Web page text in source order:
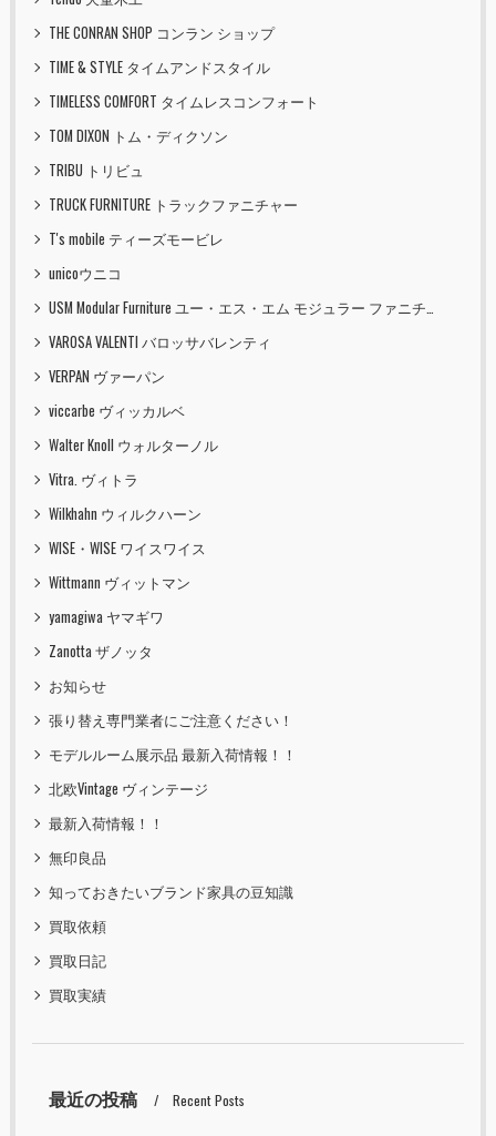
THE CONRAN SHOP コンラン ショップ
TIME & STYLE タイムアンドスタイル
TIMELESS COMFORT タイムレスコンフォート
TOM DIXON トム・ディクソン
TRIBU トリビュ
TRUCK FURNITURE トラックファニチャー
T's mobile ティーズモービレ
unicoウニコ
USM Modular Furniture ユー・エス・エム モジュラー ファニチャー
VAROSA VALENTI バロッサバレンティ
VERPAN ヴァーパン
viccarbe ヴィッカルベ
Walter Knoll ウォルターノル
Vitra. ヴィトラ
Wilkhahn ウィルクハーン
WISE・WISE ワイスワイス
Wittmann ヴィットマン
yamagiwa ヤマギワ
Zanotta ザノッタ
お知らせ
張り替え専門業者にご注意ください！
モデルルーム展示品 最新入荷情報！！
北欧Vintage ヴィンテージ
最新入荷情報！！
無印良品
知っておきたいブランド家具の豆知識
買取依頼
買取日記
買取実績
最近の投稿 Recent Posts